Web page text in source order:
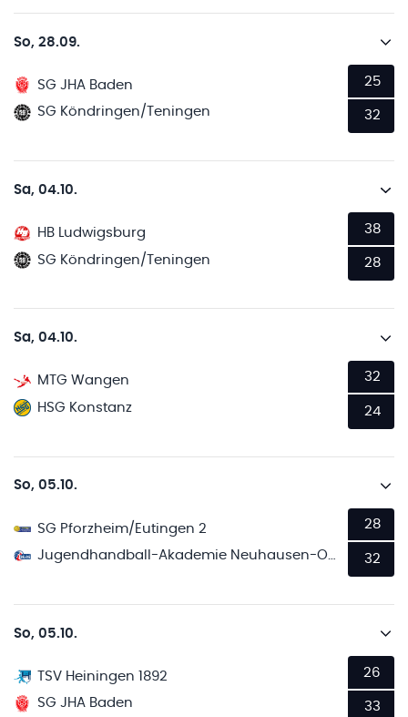
So, 28.09.
SG JHA Baden
SG Köndringen/Teningen
25
32
Sa, 04.10.
HB Ludwigsburg
SG Köndringen/Teningen
38
28
Sa, 04.10.
MTG Wangen
HSG Konstanz
32
24
So, 05.10.
SG Pforzheim/Eutingen 2
Jugendhandball-Akademie Neuhausen-Ostfildern 2
28
32
So, 05.10.
TSV Heiningen 1892
SG JHA Baden
26
33